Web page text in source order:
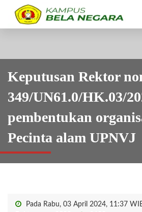
Keputusan Rektor
349/UN61.0/HK.03/
pembentukan
Pecinta alam UPNVJ
Pada Rabu, 03 April 2024, 11:37